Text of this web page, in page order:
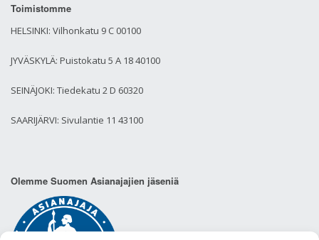
Toimistomme
HELSINKI: Vilhonkatu 9 C 00100
JYVÄSKYLÄ: Puistokatu 5 A 18 40100
SEINÄJOKI: Tiedekatu 2 D 60320
SAARIJÄRVI: Sivulantie 11 43100
Olemme Suomen Asianajajien jäseniä